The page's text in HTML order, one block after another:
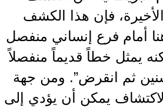
فإن هذا الكشف
أمام فرع إنساني منفصل
يمثل خطاً قديماً منفصلاً
ثم انقرض”. ومن جهة
يمكن أن يؤدي إلى